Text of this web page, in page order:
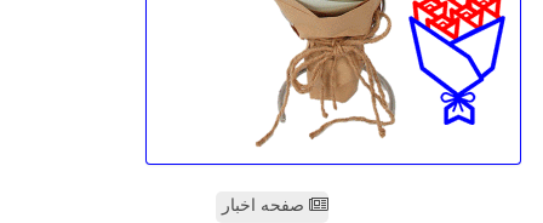
صفحه اخبار